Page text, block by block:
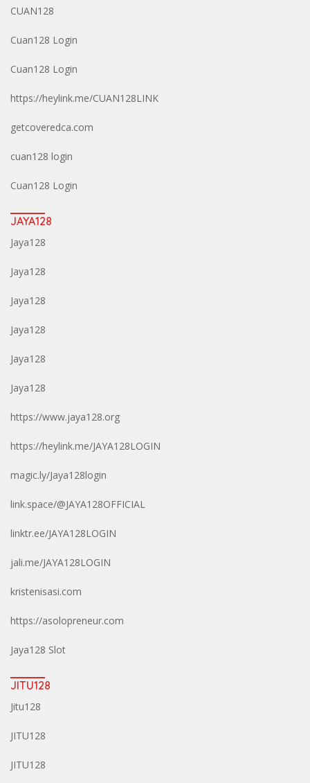
CUAN128
Cuan128 Login
Cuan128 Login
https://heylink.me/CUAN128LINK
getcoveredca.com
cuan128 login
Cuan128 Login
JAYA128
Jaya128
Jaya128
Jaya128
Jaya128
Jaya128
Jaya128
https://www.jaya128.org
https://heylink.me/JAYA128LOGIN
magic.ly/Jaya128login
link.space/@JAYA128OFFICIAL
linktr.ee/JAYA128LOGIN
jali.me/JAYA128LOGIN
kristenisasi.com
https://asolopreneur.com
Jaya128 Slot
JITU128
Jitu128
JITU128
JITU128